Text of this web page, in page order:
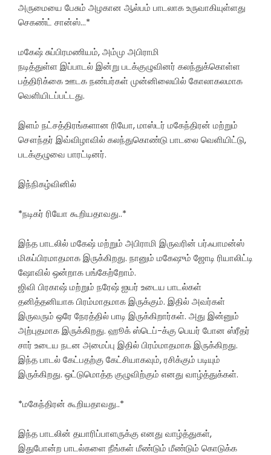
அருமையை பேசும் அழகான ஆல்பம் பாடலாக உருவாகியுள்ளது
செகண்ட் சான்ஸ்…*
மகேஷ் சுப்பிரமணியம், அம்மு அபிராமி
நடித்துள்ள இப்பாடல் இன்று படக்குழுவினர் கலந்துக்கொள்ள
பத்திரிக்கை ஊடக நண்பர்கள் முன்னிலையில் கோலாகலமாக
வெளியிடப்பட்டது.
இளம் நட்சத்திரங்களான ரியோ, மாஸ்டர் மகேந்திரன் மற்றும்
சௌந்தர் இவ்விழாவில் கலந்துகொண்டு பாடலை வெளியிட்டு,
படக்குழுவை பாரட்டினர்.
இந்நிகழ்வினில்
*நடிகர் ரியோ கூறியதாவது..*
இந்த பாடலில் மகேஷ் மற்றும் அபிராமி இருவரின் பர்ஃபாமன்ஸ்
மிகப்பிரமாதமாக இருக்கிறது. நானும் மகேஷும் ஜோடி ரியாலிட்டி
ஷோவில் ஒன்றாக பங்கேற்றோம்.
ஜிவி பிரகாஷ் மற்றும் நரேஷ் ஐயர் உடைய பாடல்கள்
தனித்தனியாக பிரம்மாதமாக இருக்கும். இதில் அவர்கள்
இருவரும் ஒரே நேரத்தில் பாடி இருக்கிறார்கள். அது இன்னும்
அற்புதமாக இருக்கிறது. ஹூக் ஸ்டெப்-க்கு பெயர் போன ஸ்ரீதர்
சார் உடைய நடன அமைப்பு இதில் பிரம்மாதமாக இருக்கிறது.
இந்த பாடல் கேட்பதற்கு கேட்சியாகவும், ரசிக்கும் படியும்
இருக்கிறது. ஒட்டுமொத்த குழுவிற்கும் எனது வாழ்த்துக்கள்.
*மகேந்திரன் கூறியதாவது..*
இந்த பாடலின் தயாரிப்பாளருக்கு எனது வாழ்த்துகள்,
இதுபோன்ற பாடல்களை நீங்கள் மீண்டும் மீண்டும் கொடுக்க